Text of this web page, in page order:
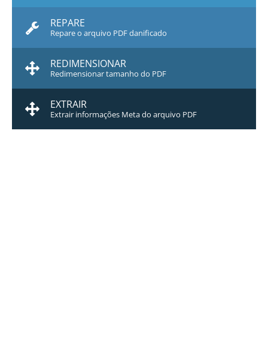
REPARE
Repare o arquivo PDF danificado
REDIMENSIONAR
Redimensionar tamanho do PDF
EXTRAIR
Extrair informações Meta do arquivo PDF